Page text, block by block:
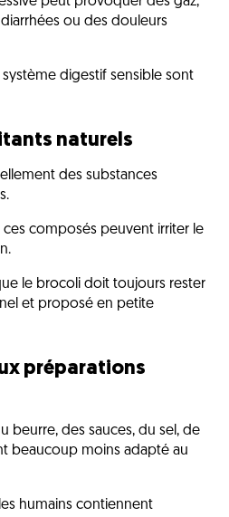
ou des douleurs
système digestif sensible sont
naturels
des substances
composés peuvent irriter le
le brocoli doit toujours rester
et proposé en petite
préparations
beurre, des sauces, du sel, de
beaucoup moins adapté au
humains contiennent